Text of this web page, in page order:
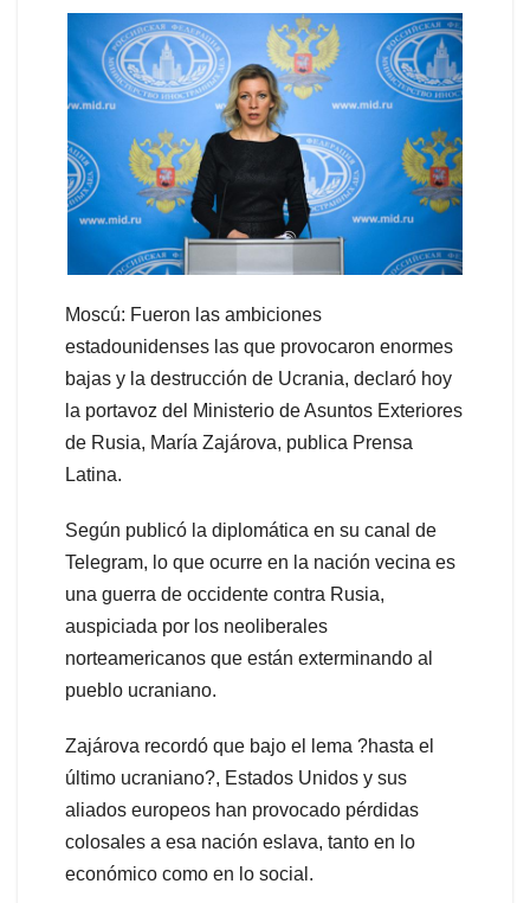
Moscú: Fueron las ambiciones
estadounidenses las que provocaron enormes
bajas y la destrucción de Ucrania, declaró hoy
la portavoz del Ministerio de Asuntos Exteriores
de Rusia, María Zajárova, publica Prensa
Latina.
Según publicó la diplomática en su canal de
Telegram, lo que ocurre en la nación vecina es
una guerra de occidente contra Rusia,
auspiciada por los neoliberales
norteamericanos que están exterminando al
pueblo ucraniano.
Zajárova recordó que bajo el lema ?hasta el
último ucraniano?, Estados Unidos y sus
aliados europeos han provocado pérdidas
colosales a esa nación eslava, tanto en lo
económico como en lo social.